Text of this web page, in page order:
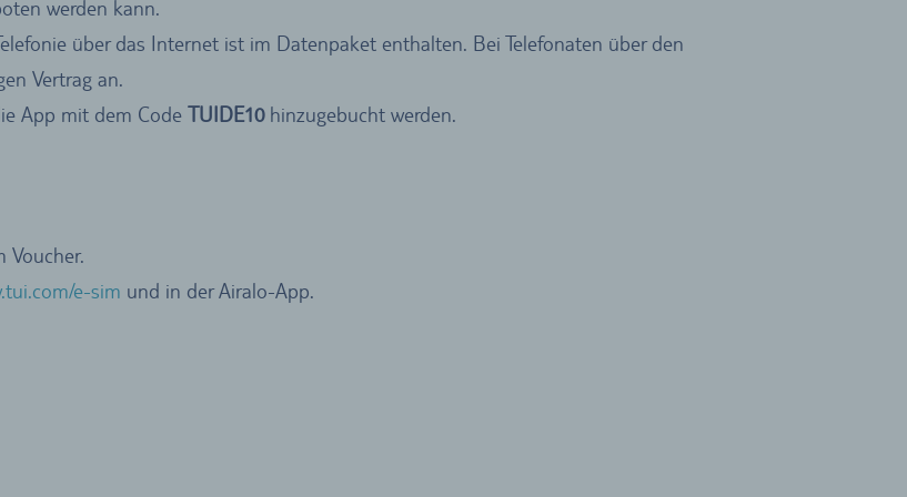
werden kann.
über das Internet ist im Datenpaket enthalten. Bei Telefonaten über den
Vertrag an.
App mit dem Code TUIDE10hinzugebucht werden.
Voucher.
e-sim und in der Airalo-App.